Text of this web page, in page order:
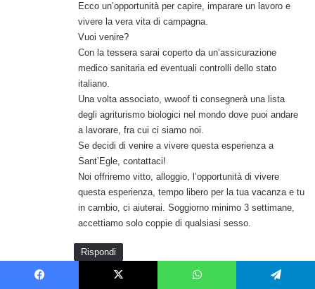
t
o
:
Ecco un’opportunità per capire, imparare un lavoro e
vivere la vera vita di campagna.
Vuoi venire?
Con la tessera sarai coperto da un’assicurazione
medico sanitaria ed eventuali controlli dello stato
italiano.
Una volta associato, wwoof ti consegnerà una lista
degli agriturismo biologici nel mondo dove puoi andare
a lavorare, fra cui ci siamo noi.
Se decidi di venire a vivere questa esperienza a
Sant’Egle, contattaci!
Noi offriremo vitto, alloggio, l’opportunità di vivere
questa esperienza, tempo libero per la tua vacanza e tu
in cambio, ci aiuterai. Soggiorno minimo 3 settimane,
accettiamo solo coppie di qualsiasi sesso.
Rispondi